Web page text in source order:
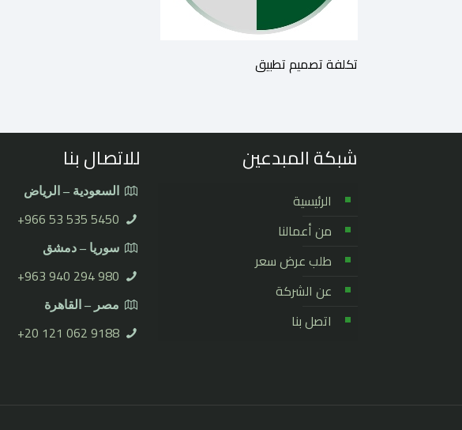
تكلفة تصميم تطبيق
شبكة المبدعين
الرئيسية
من أعمالنا
طلب عرض سعر
عن الشركة
اتصل بنا
للاتصال بنا
السعودية – الرياض
⁦+966 53 535 5450
سوريا – دمشق
⁦+963 940 294 980⁩
مصر – القاهرة
⁦+20 121 062 9188⁩